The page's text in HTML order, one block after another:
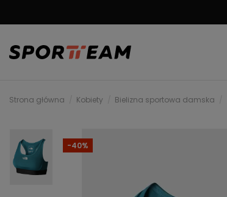
Strona główna Kobiety Bielizna sportowa damska
-40%